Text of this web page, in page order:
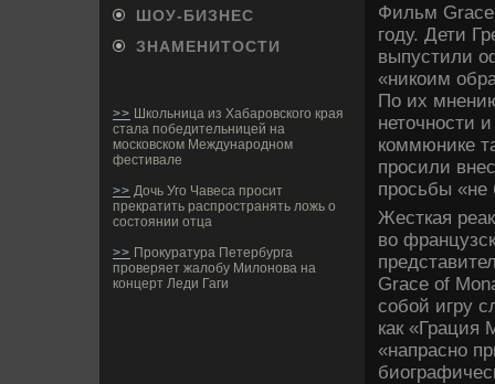
ШОУ-БИ­ЗНЕС
ЗНАМЕНИТОСТИ
>> Школьница из Хабаровского края
стала победительницей на
московском Международном
фестивале
>> Дочь Уго Чавеса просит
прекратить распространять ложь о
состоянии отца
>> Прокуратура Петербурга
проверяет жалобу Милонова на
концерт Леди Гаги
Фильм
году. Дети
выпустили
«никоим
По их
неточности
коммюнике
просили
просьбы
Жесткая
во
Grace of
собой игру
как «Грация
«напрасно